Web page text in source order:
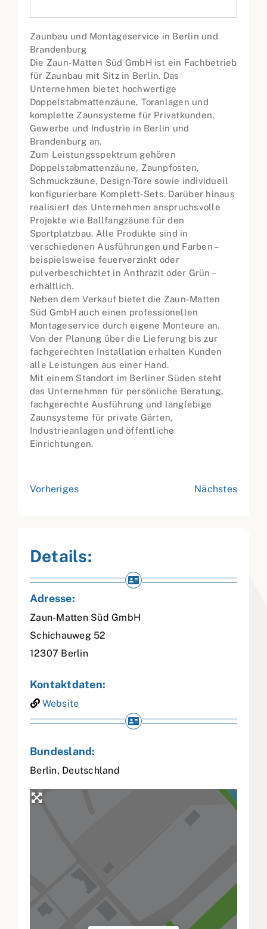
Zaunbau und Montageservice in Berlin und
Brandenburg
Die Zaun-Matten Süd GmbH ist ein Fachbetrieb
für Zaunbau mit Sitz in Berlin. Das
Unternehmen bietet hochwertige
Doppelstabmattenzäune, Toranlagen und
komplette Zaunsysteme für Privatkunden,
Gewerbe und Industrie in Berlin und
Brandenburg an.
Zum Leistungsspektrum gehören
Doppelstabmattenzäune, Zaunpfosten,
Schmuckzäune, Design-Tore sowie individuell
konfigurierbare Komplett-Sets. Darüber hinaus
realisiert das Unternehmen anspruchsvolle
Projekte wie Ballfangzäune für den
Sportplatzbau. Alle Produkte sind in
verschiedenen Ausführungen und Farben –
beispielsweise feuerverzinkt oder
pulverbeschichtet in Anthrazit oder Grün –
erhältlich.
Neben dem Verkauf bietet die Zaun-Matten
Süd GmbH auch einen professionellen
Montageservice durch eigene Monteure an.
Von der Planung über die Lieferung bis zur
fachgerechten Installation erhalten Kunden
alle Leistungen aus einer Hand.
Mit einem Standort im Berliner Süden steht
das Unternehmen für persönliche Beratung,
fachgerechte Ausführung und langlebige
Zaunsysteme für private Gärten,
Industrieanlagen und öffentliche
Einrichtungen.
Vorheriges Nächstes
Details:
Adresse:
Zaun-Matten Süd GmbH
Schichauweg 52
12307 Berlin
Kontaktdaten:
Website
Bundesland:
Berlin, Deutschland